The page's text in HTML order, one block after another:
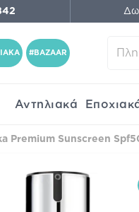
#BAZAAR
Αντηλιακά
Premium Sunscreen